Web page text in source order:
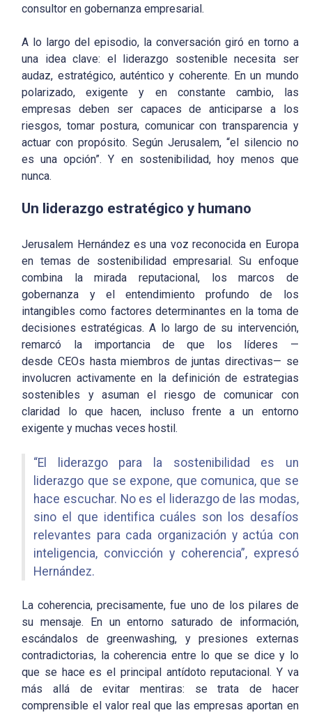
consultor en gobernanza empresarial.
A lo largo del episodio, la conversación giró en torno a
una idea clave: el liderazgo sostenible necesita ser
audaz, estratégico, auténtico y coherente. En un mundo
polarizado, exigente y en constante cambio, las
empresas deben ser capaces de anticiparse a los
riesgos, tomar postura, comunicar con transparencia y
actuar con propósito. Según Jerusalem, “el silencio no
es una opción”. Y en sostenibilidad, hoy menos que
nunca.
Un liderazgo estratégico y humano
Jerusalem Hernández es una voz reconocida en Europa
en temas de sostenibilidad empresarial. Su enfoque
combina la mirada reputacional, los marcos de
gobernanza y el entendimiento profundo de los
intangibles como factores determinantes en la toma de
decisiones estratégicas. A lo largo de su intervención,
remarcó la importancia de que los líderes —
desde CEOs hasta miembros de juntas directivas— se
involucren activamente en la definición de estrategias
sostenibles y asuman el riesgo de comunicar con
claridad lo que hacen, incluso frente a un entorno
exigente y muchas veces hostil.
“El liderazgo para la sostenibilidad es un
liderazgo que se expone, que comunica, que se
hace escuchar. No es el liderazgo de las modas,
sino el que identifica cuáles son los desafíos
relevantes para cada organización y actúa con
inteligencia, convicción y coherencia”, expresó
Hernández.
La coherencia, precisamente, fue uno de los pilares de
su mensaje. En un entorno saturado de información,
escándalos degreenwashing, y presiones externas
contradictorias, la coherencia entre lo que se dice y lo
que se hace es el principal antídoto reputacional. Y va
más allá de evitar mentiras: se trata de hacer
comprensible el valor realque las empresas aportan en